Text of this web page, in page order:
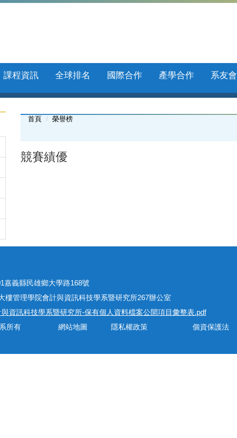
課程資訊 全球排名 國際合作 產學合作 系友會
首頁 榮譽榜
競賽績優
縣民雄鄉大學路168號
計與資訊科技學系暨研究所267辦公室
資訊科技學系暨研究所-保有個人資料檔案公開項目彙整表.pdf
訊科技學系所有 網站地圖 隱私權政策 個資保護法